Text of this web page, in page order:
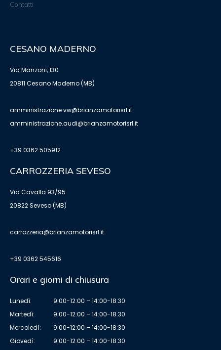
Contatti
CESANO MADERNO
Via Manzoni, 130
20811 Cesano Maderno (MB)
amministrazione.vw@brianzamotorisrl.it
amministrazione.audi@brianzamotorisrl.it
+39 0362 505912
CARROZZERIA SEVESO
Via Cavalla 93/95
20822 Seveso (MB)
carrozzeria@brianzamotorisrl.it
+39 0362 545616
Orari e giorni di chiusura
Lunedì:
9:00-12:00 – 14:00-18:30
Martedì:
9:00-12:00 – 14:00-18:30
Mercoledì:
9:00-12:00 – 14:00-18:30
Giovedì:
9:00-12:00 – 14:00-18:30